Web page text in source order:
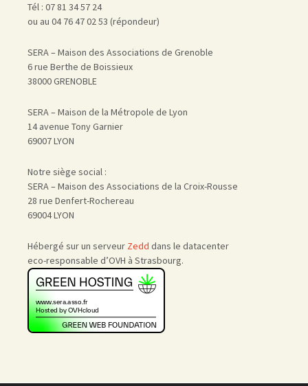
Tél : 07 81 34 57 24
ou au 04 76 47 02 53 (répondeur)
SERA – Maison des Associations de Grenoble
6 rue Berthe de Boissieux
38000 GRENOBLE
SERA – Maison de la Métropole de Lyon
14 avenue Tony Garnier
69007 LYON
Notre siège social :
SERA – Maison des Associations de la Croix-Rousse
28 rue Denfert-Rochereau
69004 LYON
Hébergé sur un serveur Zedd dans le datacenter
eco-responsable d’OVH à Strasbourg.